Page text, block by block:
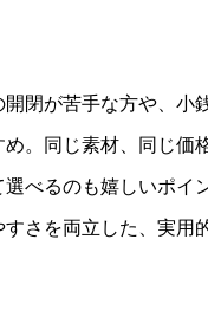
開閉が苦手な方や、小
め。同じ素材、同じ価
べるのも嬉しいポイ
すさを両立した、実用